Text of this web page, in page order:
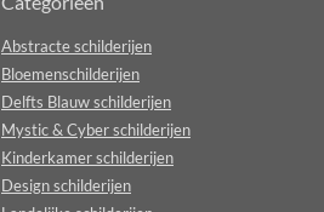
Abstracte schilderijen
Bloemenschilderijen
Delfts Blauw schilderijen
Mystic & Cyber schilderijen
Kinderkamer schilderijen
Design schilderijen